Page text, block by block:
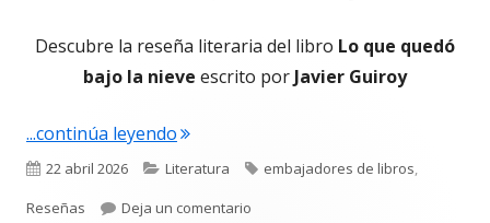
Descubre la reseña literaria del libro Lo que quedó
bajo la nieve escrito por Javier Guiroy
...continúa leyendo"Reseña literaria: Lo que quedó bajo
Publicado
el
22 abril 2026 Categorías
Literatura Etiquetas
embajadores de libros,
Reseñas
Deja un comentario